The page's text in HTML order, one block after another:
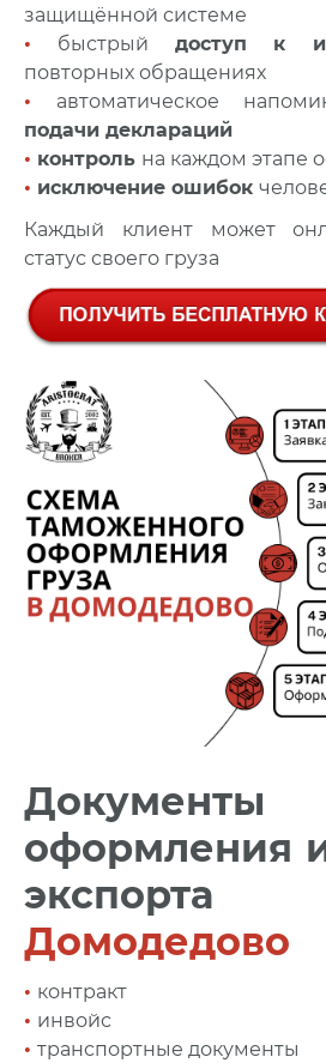
защищённой системе
• быстрый доступ к
повторных обращениях
• автоматическое
подачи деклараций
• контроль на каждом этапе
• исключение ошибок
Каждый клиент может
статус своего груза
оформления
Домодедово
• контракт
• инвойс
• транспортные документы